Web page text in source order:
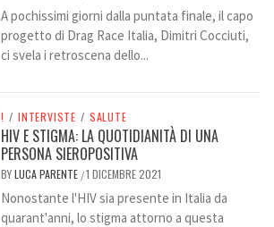
A pochissimi giorni dalla puntata finale, il capo
progetto di Drag Race Italia, Dimitri Cocciuti,
ci svela i retroscena dello...
! / INTERVISTE / SALUTE
HIV E STIGMA: LA QUOTIDIANITÀ DI UNA
PERSONA SIEROPOSITIVA
BYLUCA PARENTE /1 DICEMBRE 2021
Nonostante l'HIV sia presente in Italia da
quarant'anni, lo stigma attorno a questa